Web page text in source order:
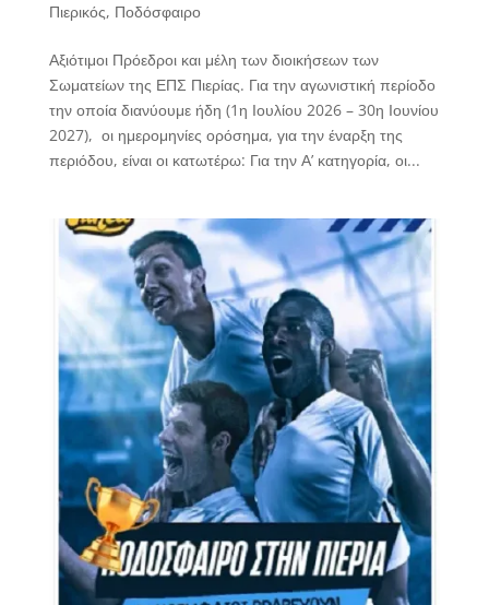
Πιερικός, Ποδόσφαιρο
Αξιότιμοι Πρόεδροι και μέλη των διοικήσεων των
Σωματείων της ΕΠΣ Πιερίας. Για την αγωνιστική περίοδο
την οποία διανύουμε ήδη (1η Ιουλίου 2026 – 30η Ιουνίου
2027), οι ημερομηνίες ορόσημα, για την έναρξη της
περιόδου, είναι οι κατωτέρω: Για την Α’ κατηγορία, οι...